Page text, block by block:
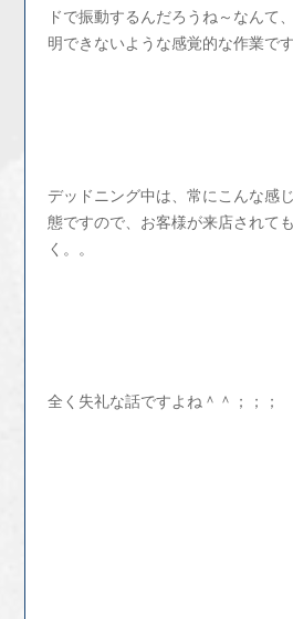
ドで振動するんだろうね～なんて
明できないような感覚的な作業です
デッドニング中は、常にこんな感
態ですので、お客様が来店されて
く。。
全く失礼な話ですよね＾＾；；；